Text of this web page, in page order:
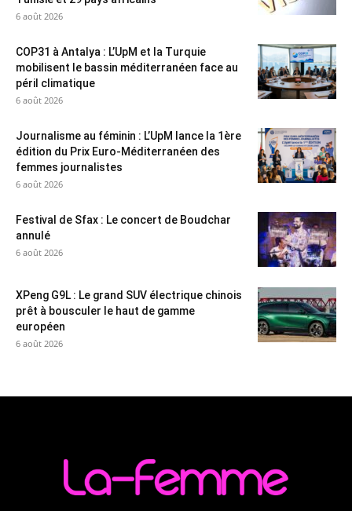
6 août 2026
COP31 à Antalya : L’UpM et la Turquie
mobilisent le bassin méditerranéen face au
péril climatique
6 août 2026
Journalisme au féminin : L’UpM lance la 1ère
édition du Prix Euro-Méditerranéen des
femmes journalistes
6 août 2026
Festival de Sfax : Le concert de Boudchar
annulé
6 août 2026
XPeng G9L : Le grand SUV électrique chinois
prêt à bousculer le haut de gamme
européen
6 août 2026